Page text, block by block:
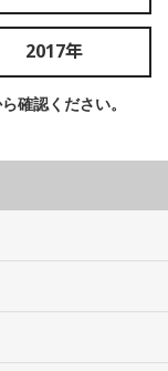
2017年
確認ください。